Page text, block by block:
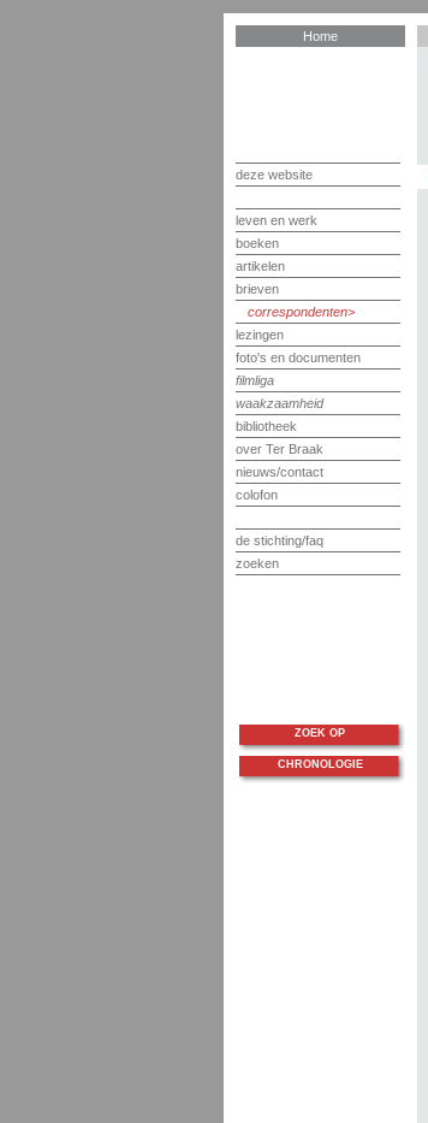
Home
deze website
leven en werk
boeken
artikelen
brieven
correspondenten
lezingen
foto's en documenten
filmliga
waakzaamheid
bibliotheek
over Ter Braak
nieuws/contact
colofon
de stichting/faq
zoeken
ZOEK OP
CHRONOLOGIE